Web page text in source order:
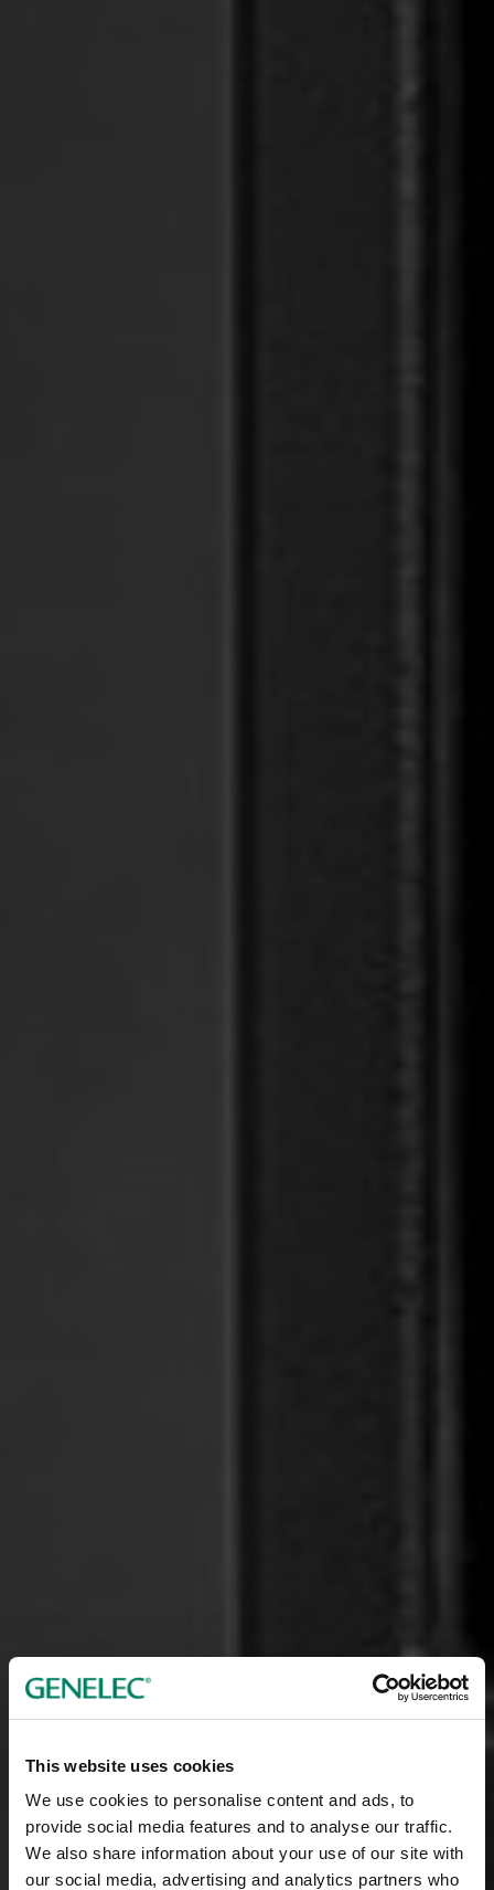
This website uses cookies
We use cookies to personalise content and ads, to
provide social media features and to analyse our traffic.
We also share information about your use of our site with
our social media, advertising and analytics partners who